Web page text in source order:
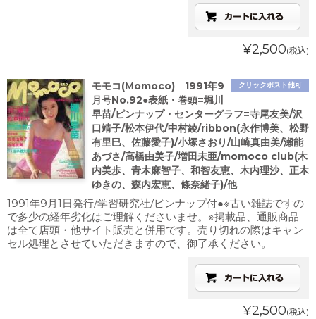
¥2,500(税込)
クリックポスト他可
モモコ(Momoco) 1991年9
月号No.92●表紙・巻頭=堀川
早苗/ピンナップ・センターグラフ=寺尾友美/沢
口靖子/松本伊代/中村綾/ribbon(永作博美、松野
有里巳、佐藤愛子)/小塚さおり/山崎真由美/瀬能
あづさ/高橋由美子/増田未亜/momoco club(木
内美歩、青木麻智子、和智友恵、木内理沙、正木
ゆきの、森内宏恵、條奈緒子)/他
1991年9月1日発行/学習研究社/ピンナップ付●※古い雑誌ですの
で多少の経年劣化はご理解くださいませ。※掲載品、通販商品
は全て店頭・他サイト販売と併用です。売り切れの際はキャン
セル処理とさせていただきますので、御了承ください。
¥2,500(税込)